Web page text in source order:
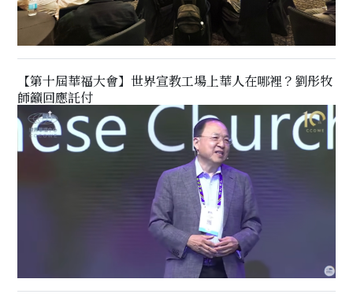
【第十屆華福大會】世界宣教工場上華人在哪裡？劉彤牧
師籲回應託付